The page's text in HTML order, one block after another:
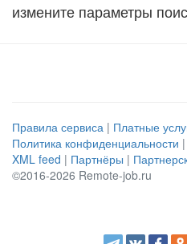
измените параметры
Правила сервиса | Платные
Политика конфиденциальности |
XML feed | Партнёры |
©2016-2026 Remote-job.ru